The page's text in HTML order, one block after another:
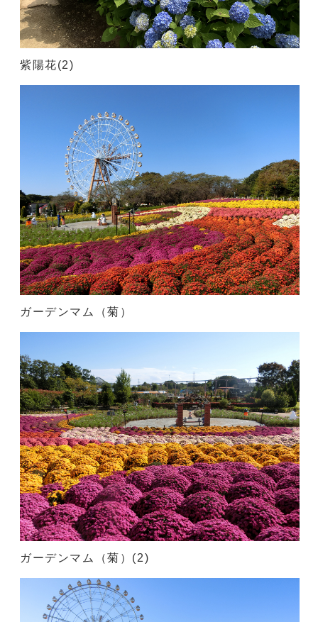
紫陽花(2)
ガーデンマム（菊）
ガーデンマム（菊）(2)